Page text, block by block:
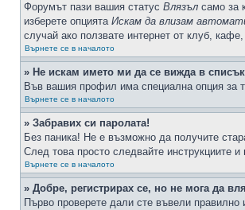
Форумът пази вашия статус Влязъл само за
изберете опцията Искам да влизам
случай ако ползвате интернет от клуб,
Върнете се в началото
» Не искам името ми да се вижда в
Във вашия профил има специална опция за
Върнете се в началото
» Забравих си паролата!
Без паника! Не е възможно да получите
След това просто следвайте инструкциите
Върнете се в началото
» Добре, регистрирах се, но не мога да
Първо проверете дали сте въвели